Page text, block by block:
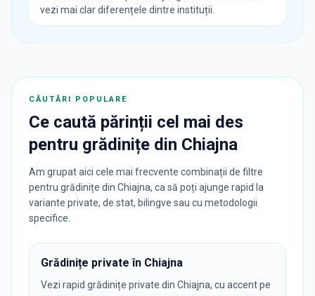
vezi mai clar diferențele dintre instituții.
CĂUTĂRI POPULARE
Ce caută părinții cel mai des
pentru grădinițe din Chiajna
Am grupat aici cele mai frecvente combinații de filtre
pentru grădinițe din Chiajna, ca să poți ajunge rapid la
variante private, de stat, bilingve sau cu metodologii
specifice.
Grădinițe private în Chiajna
Vezi rapid grădinițe private din Chiajna, cu accent pe